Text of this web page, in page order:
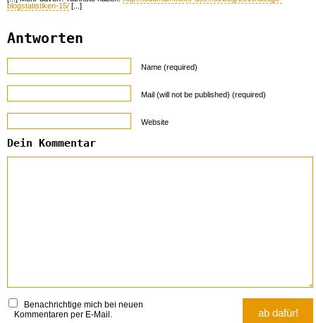
blogstatistiken-15/ [...]
Antworten
Name (required)
Mail (will not be published) (required)
Website
Dein Kommentar
Benachrichtige mich bei neuen
Kommentaren per E-Mail.